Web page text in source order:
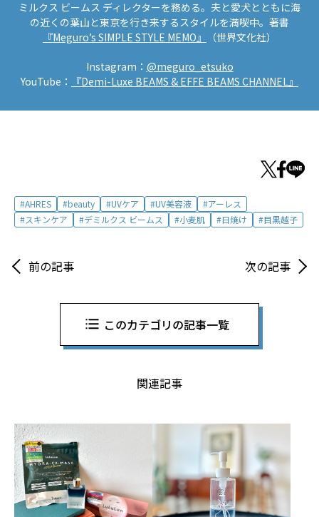
ミルクス ビームス ディレクターを務める。夫と愛犬とともに海
の近くの葉山と東京を行き来するスタイルを満喫中。著書
『Meguro’s SIMPLE STYLE MEMO』
（世界文化社）
Instagram： @meguro_etsuko
YouTube：
『Demi-Luxe BEAMS & EFFE BEAMS CHANNEL』
AHRES beauty UVケア UV美容液
アーレス
スキンケア
デミルクス ビームス 小麦肌 日焼け 目黒越子
前の記事 次の記事
このカテゴリの記事一覧
関連記事